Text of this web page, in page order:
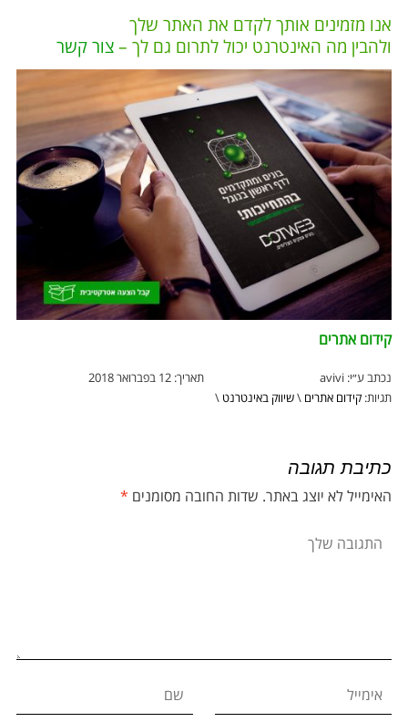
אנו מזמינים אותך לקדם את האתר שלך
ולהבין מה האינטרנט יכול לתרום גם לך – צור קשר
קידום אתרים
נכתב ע״י: תאריך:
תגיות: קידום אתרים \שיווק באינטרנט \
כתיבת תגובה
האימייל לא יוצג באתר. שדות החובה מסומנים *
התגובה שלך
שם אימייל